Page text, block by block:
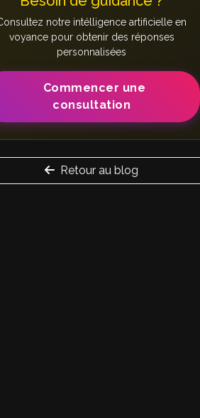
notre intélligence artificielle en
voyance pour obtenir des réponses
personnalisées
Commencer une
consultation
Retour au blog